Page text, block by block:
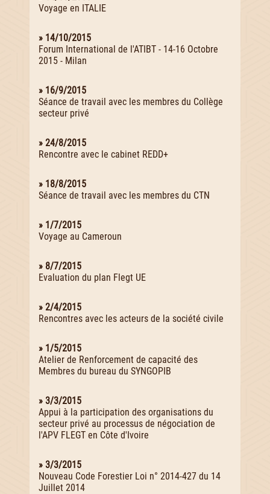
Voyage en ITALIE
» 14/10/2015
Forum International de l'ATIBT - 14-16 Octobre
2015 - Milan
» 16/9/2015
Séance de travail avec les membres du Collège
secteur privé
» 24/8/2015
Rencontre avec le cabinet REDD+
» 18/8/2015
Séance de travail avec les membres du CTN
» 1/7/2015
Voyage au Cameroun
» 8/7/2015
Evaluation du plan Flegt UE
» 2/4/2015
Rencontres avec les acteurs de la société civile
» 1/5/2015
Atelier de Renforcement de capacité des
Membres du bureau du SYNGOPIB
» 3/3/2015
Appui à la participation des organisations du
secteur privé au processus de négociation de
l'APV FLEGT en Côte d'Ivoire
» 3/3/2015
Nouveau Code Forestier Loi n° 2014-427 du 14
Juillet 2014